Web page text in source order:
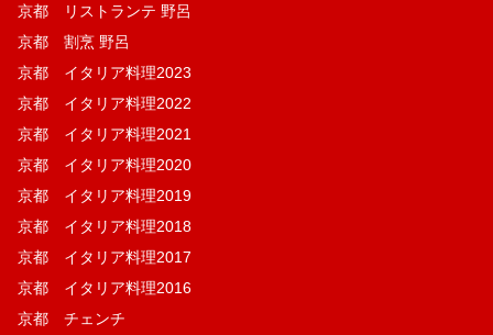
京都 リストランテ 野呂
京都 割烹 野呂
京都 イタリア料理2023
京都 イタリア料理2022
京都 イタリア料理2021
京都 イタリア料理2020
京都 イタリア料理2019
京都 イタリア料理2018
京都 イタリア料理2017
京都 イタリア料理2016
京都 チェンチ